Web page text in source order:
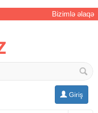
Bizimlə əlaqə
Giriş